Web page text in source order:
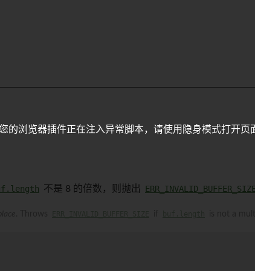
不是 8 的倍数，则抛出
的浏览器插件正在注入异常脚本，请使用隐身模式打开页